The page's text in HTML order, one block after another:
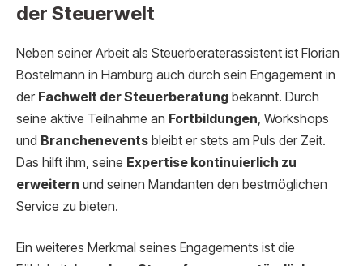
der Steuerwelt
Neben seiner Arbeit als Steuerberaterassistent ist Florian
Bostelmann in Hamburg auch durch sein Engagement in
der Fachwelt der Steuerberatung bekannt. Durch
seine aktive Teilnahme an Fortbildungen , Workshops
und Branchenevents bleibt er stets am Puls der Zeit.
Das hilft ihm, seine Expertise kontinuierlich zu
erweitern und seinen Mandanten den bestmöglichen
Service zu bieten.
Ein weiteres Merkmal seines Engagements ist die